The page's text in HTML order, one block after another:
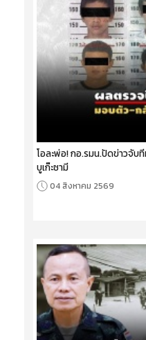
โอละพ่อ! กอ.รมน.ปัดข่าวจับ
บูเก๊ะซามี
04 สิงหาคม 2569